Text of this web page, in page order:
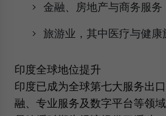
金融、房地产与商务服务
旅游业，其中医疗与健康
印度全球地位提升
印度已成为全球第七大服务出
融、专业服务及数字平台等领